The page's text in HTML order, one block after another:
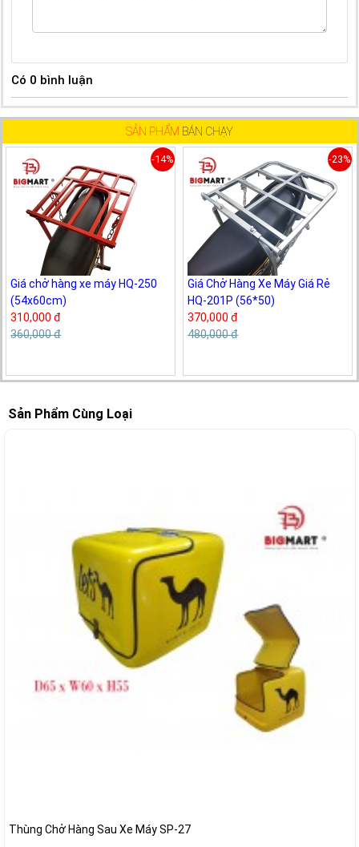
Có 0 bình luận
SẢN PHẨM BÁN CHẠY
-14%
Giá chở hàng xe máy HQ-250
(54x60cm)
310,000 đ
360,000 đ
-23%
Giá Chở Hàng Xe Máy Giá Rẻ
HQ-201P (56*50)
370,000 đ
480,000 đ
Sản Phẩm Cùng Loại
Thùng Chở Hàng Sau Xe Máy SP-27